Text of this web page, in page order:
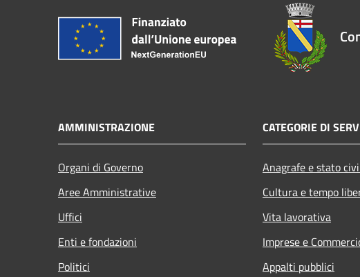
AMMINISTRAZIONE
Organi di Governo
Aree Amministrative
Uffici
Enti e fondazioni
Politici
CATEGORIE DI
Anagrafe e stato
Cultura e tempo
Vita lavorativa
Imprese e
Appalti pubblici